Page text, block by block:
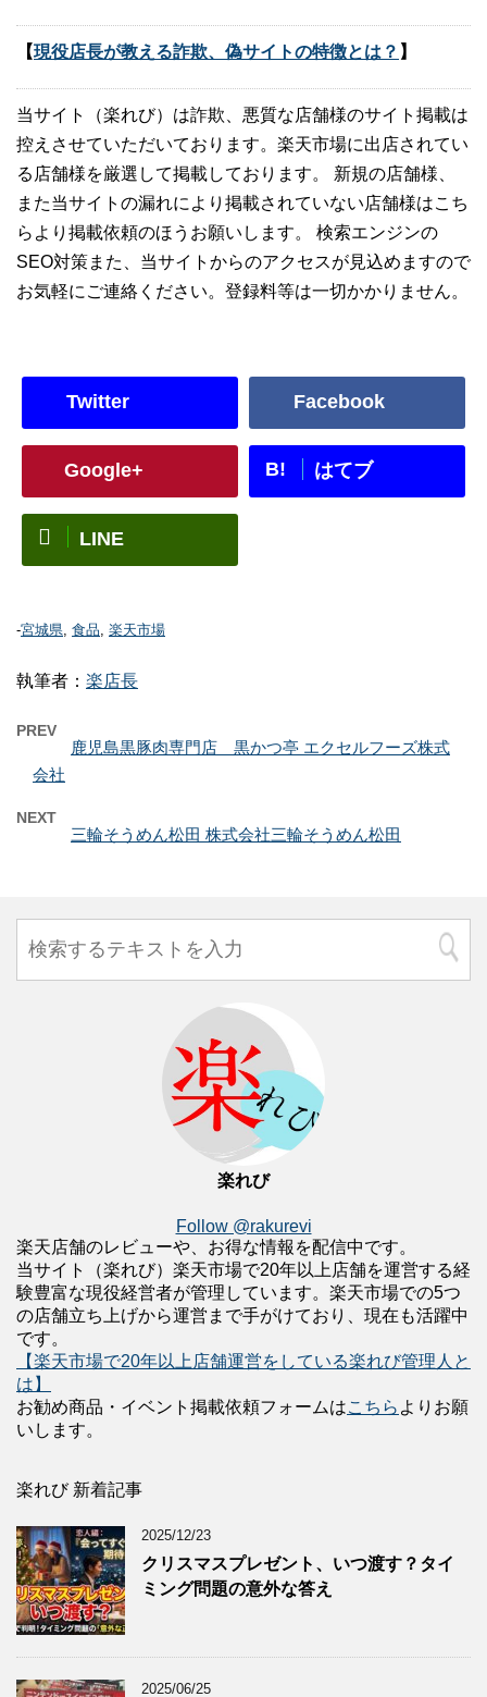
【現役店長が教える詐欺、偽サイトの特徴とは？ 】
当サイト（楽れび）は詐欺、悪質な店舗様のサイト掲載は
控えさせていただいております。楽天市場に出店されてい
る店舗様を厳選して掲載しております。 新規の店舗様、
また当サイトの漏れにより掲載されていない店舗様はこち
らより掲載依頼のほうお願いします。 検索エンジンの
SEO対策また、当サイトからのアクセスが見込めますので
お気軽にご連絡ください。登録料等は一切かかりません。
Twitter Facebook
Google+ B! はてブ
LINE
-宮城県, 食品, 楽天市場
執筆者： 楽店長
PREV
鹿児島黒豚肉専門店 黒かつ亭 エクセルフーズ株式
会社
NEXT
三輪そうめん松田 株式会社三輪そうめん松田
楽れび
Follow @rakurevi
楽天店舗のレビューや、お得な情報を配信中です。
当サイト（楽れび）楽天市場で20年以上店舗を運営する経
験豊富な現役経営者が管理しています。楽天市場での5つ
の店舗立ち上げから運営まで手がけており、現在も活躍中
です。
【楽天市場で20年以上店舗運営をしている楽れび管理人と
は】
お勧め商品・イベント掲載依頼フォームはこちら よりお願
いします。
楽れび 新着記事
2025/12/23
クリスマスプレゼント、いつ渡す？タイ
ミング問題の意外な答え
2025/06/25